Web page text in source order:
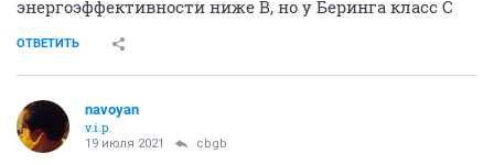
энергоэффективности ниже В, но у Беринга класс С
ОТВЕТИТЬ
navoyan
v.i.p.
19 июля 2021 cbgb